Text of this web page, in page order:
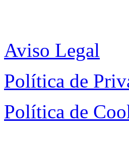
Aviso Legal
Política de
Política de